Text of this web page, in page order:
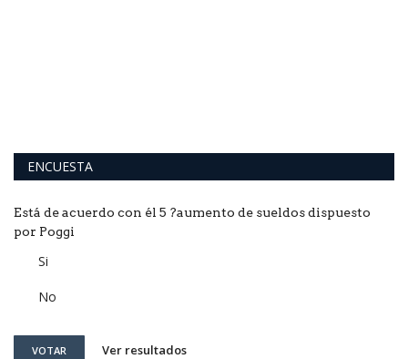
ENCUESTA
Está de acuerdo con él 5 ?aumento de sueldos dispuesto
por Poggi
Si
No
VOTAR Ver resultados